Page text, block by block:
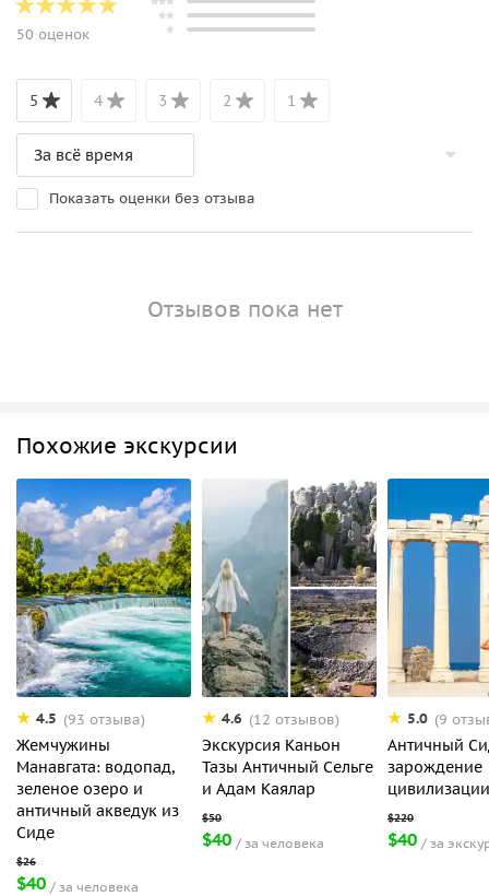
50 оценок
5 4 3 2 1
Показать оценки без отзыва
Отзывов пока нет
Похожие экскурсии
4.5 (93 отзыва)
Жемчужины
Манавгата: водопад,
зеленое озеро и
античный акведук из
Сиде
$40 за человека
4.6 (12 отзывов)
Экскурсия Каньон
Тазы Античный Сельге
и Адам Каялар
$40 за человека
5.0 (9
Античный
зарождение
цивилизации
$40 за